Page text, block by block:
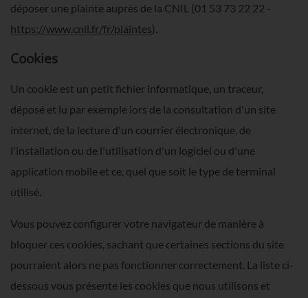
déposer une plainte auprès de la CNIL (01 53 73 22 22 -
https://www.cnil.fr/fr/plaintes).
Cookies
Un cookie est un petit fichier informatique, un traceur,
déposé et lu par exemple lors de la consultation d'un site
internet, de la lecture d'un courrier électronique, de
l'installation ou de l'utilisation d'un logiciel ou d'une
application mobile et ce, quel que soit le type de terminal
utilisé.
Vous pouvez configurer votre navigateur de manière à
bloquer ces cookies, sachant que certaines sections du site
pourraient alors ne pas fonctionner correctement. La liste ci-
dessous vous présente les cookies que nous utilisons et